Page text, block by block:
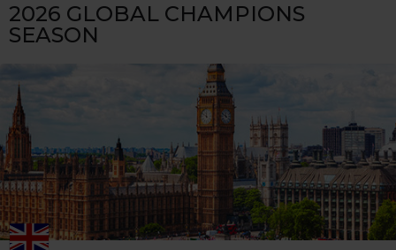
2026 GLOBAL CHAMPIONS
SEASON